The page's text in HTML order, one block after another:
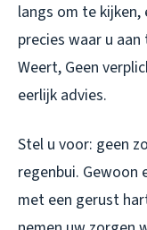
langs om te kijken,
precies waar u
Weert, Geen
eerlijk advies.
Stel u voor: geen
regenbui. Gewoon
met een gerust